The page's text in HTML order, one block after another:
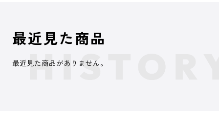
最近見た商品
最近見た商品がありません。